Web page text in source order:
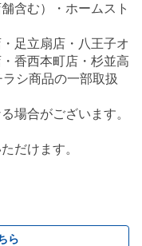
含む）・ホームスト
足立扇店・八王子オ
香西本町店・杉並高
シ商品の一部取扱
場合がございます。
だけます。
ら